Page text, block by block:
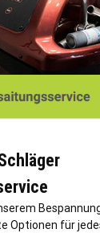
Optionen für